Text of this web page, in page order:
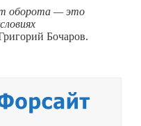
оборота — это
Бочаров.